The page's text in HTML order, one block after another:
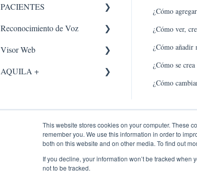
This website stores cookies on your computer. These
remember you. We use this information in order to
both on this website and on other media. To find out
If you decline, your information won’t be tracked
not to be tracked.
¿Cómo
¿Cómo ver,
¿Cómo añadir
¿Cómo se
¿Cómo
PACS
Recepción
Radiólogo
Agendamiento
Flujo Asistencial
Transcripción
ENTRENAMIENTOS
PACIENTES
Portal Paciente
Reconocimiento de Voz
Administrador
Visor Web
Visor
AQUILA +
Consultar Estudios
Tecnólogo